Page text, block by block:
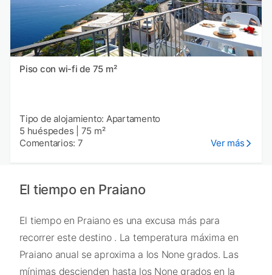
Piso con wi-fi de 75 m²
Tipo de alojamiento: Apartamento
5 huéspedes
75 m²
Comentarios: 7
Ver más
El tiempo en Praiano
El tiempo en Praiano es una excusa más para
recorrer este destino . La temperatura máxima en
Praiano anual se aproxima a los None grados. Las
mínimas descienden hasta los None grados en la